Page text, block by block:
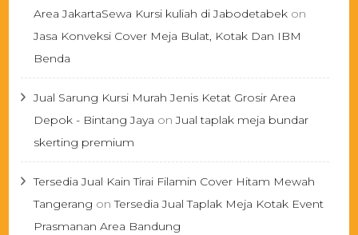
Area JakartaSewa Kursi kuliah di Jabodetabek on
Jasa Konveksi Cover Meja Bulat, Kotak Dan IBM
Benda
Jual Sarung Kursi Murah Jenis Ketat Grosir Area
Depok - Bintang Jaya onJual taplak meja bundar
skerting premium
Tersedia Jual Kain Tirai Filamin Cover Hitam Mewah
Tangerang onTersedia Jual Taplak Meja Kotak Event
Prasmanan Area Bandung